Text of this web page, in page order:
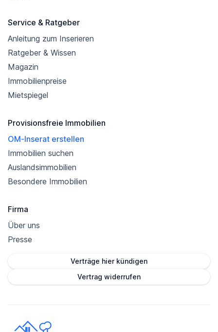
Service & Ratgeber
Anleitung zum Inserieren
Ratgeber & Wissen
Magazin
Immobilienpreise
Mietspiegel
Provisionsfreie Immobilien
OM-Inserat erstellen
Immobilien suchen
Auslandsimmobilien
Besondere Immobilien
Firma
Über uns
Presse
Verträge hier kündigen
Vertrag widerrufen